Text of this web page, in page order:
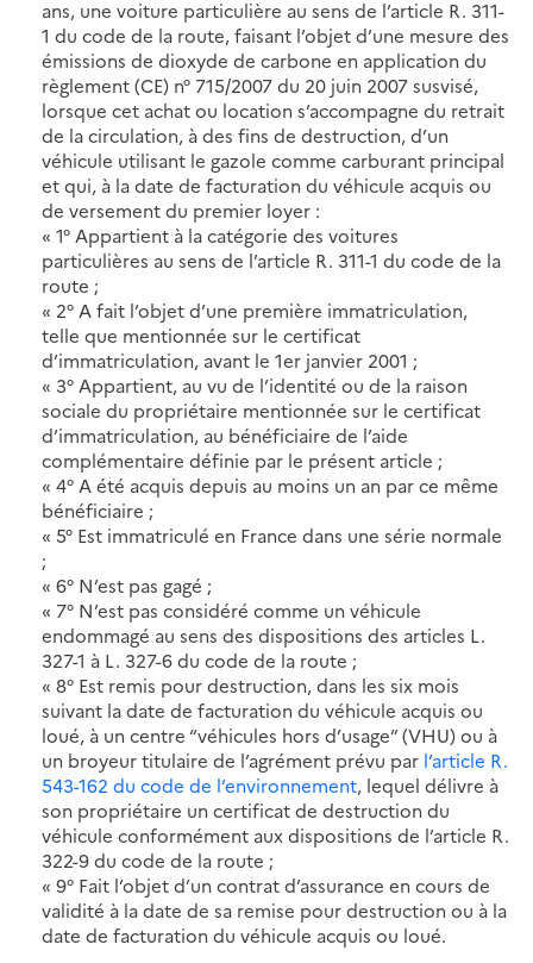
ans, une voiture particulière au sens de l’article R. 311-
1 du code de la route, faisant l’objet d’une mesure des
émissions de dioxyde de carbone en application du
règlement (CE) n° 715/2007 du 20 juin 2007 susvisé,
lorsque cet achat ou location s’accompagne du retrait
de la circulation, à des fins de destruction, d’un
véhicule utilisant le gazole comme carburant principal
et qui, à la date de facturation du véhicule acquis ou
de versement du premier loyer :
« 1° Appartient à la catégorie des voitures
particulières au sens de l’article R. 311-1 du code de la
route ;
« 2° A fait l’objet d’une première immatriculation,
telle que mentionnée sur le certificat
d’immatriculation, avant le 1er janvier 2001 ;
« 3° Appartient, au vu de l’identité ou de la raison
sociale du propriétaire mentionnée sur le certificat
d’immatriculation, au bénéficiaire de l’aide
complémentaire définie par le présent article ;
« 4° A été acquis depuis au moins un an par ce même
bénéficiaire ;
« 5° Est immatriculé en France dans une série normale
;
« 6° N’est pas gagé ;
« 7° N’est pas considéré comme un véhicule
endommagé au sens des dispositions des articles L.
327-1 à L. 327-6 du code de la route ;
« 8° Est remis pour destruction, dans les six mois
suivant la date de facturation du véhicule acquis ou
loué, à un centre “véhicules hors d’usage” (VHU) ou à
un broyeur titulaire de l’agrément prévu par l’article R.
543-162 du code de l’environnement, lequel délivre à
son propriétaire un certificat de destruction du
véhicule conformément aux dispositions de l’article R.
322-9 du code de la route ;
« 9° Fait l’objet d’un contrat d’assurance en cours de
validité à la date de sa remise pour destruction ou à la
date de facturation du véhicule acquis ou loué.